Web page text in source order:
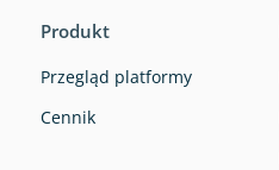
Produkt
Przegląd platformy
Cennik